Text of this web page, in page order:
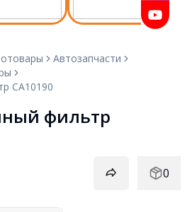
Автозапчасти
CA10190
фильтр
0